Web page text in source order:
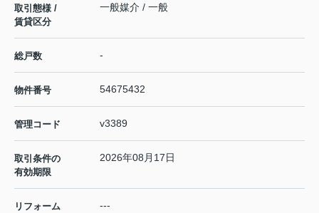
取引態様 /
賃貸区分
一般媒介 / 一般
総戸数 -
物件番号 54675432
管理コード v3389
取引条件の
有効期限
2026年08月17日
リフォーム ---